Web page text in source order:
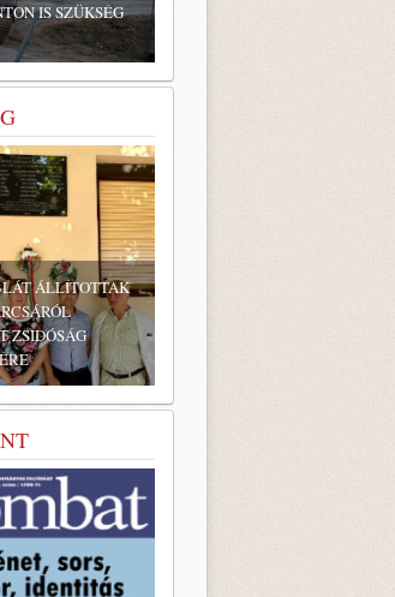
IS SZÜKSÉG
ÁLLÍTOTTAK
ZSIDÓSÁG